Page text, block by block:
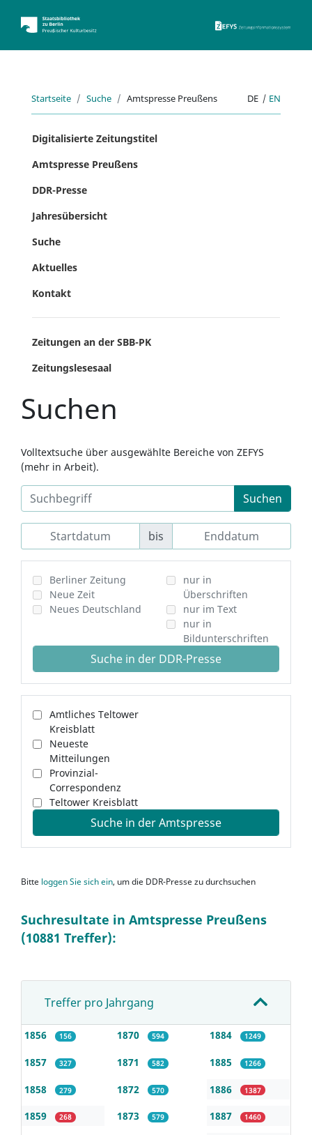
Startseite Suche Amtspresse Preußens DE | EN
Digitalisierte Zeitungstitel
Amtspresse Preußens
DDR-Presse
Jahresübersicht
Suche
Aktuelles
Kontakt
Zeitungen an der SBB-PK
Zeitungslesesaal
Suchen
Volltextsuche über ausgewählte Bereiche von ZEFYS
(mehr in Arbeit).
Suchen
bis
Berliner Zeitung
Neue Zeit
Neues Deutschland
nur in
Überschriften
nur im Text
nur in
Bildunterschriften
Suche in der DDR-Presse
Amtliches Teltower
Kreisblatt
Neueste
Mitteilungen
Provinzial-
Correspondenz
Teltower Kreisblatt
Suche in der Amtspresse
Bitte loggen Sie sich ein, um die DDR-Presse zu durchsuchen
Suchresultate in Amtspresse Preußens
(10881 Treffer):
Treffer pro Jahrgang
1856 156
1857 327
1858 279
1859 268
1870 594
1871 582
1872 570
1873 579
1884 1249
1885 1266
1886 1387
1887 1460